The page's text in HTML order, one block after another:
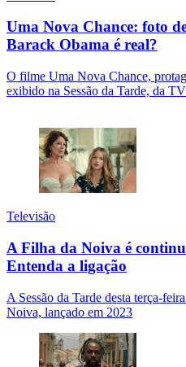
Uma Nova Chance: foto
Barack Obama é real?
O filme Uma Nova Chance,
exibido na Sessão da Tarde, da
Televisão
A Filha da Noiva é
Entenda a ligação
A Sessão da Tarde desta terça-
Noiva, lançado em 2023